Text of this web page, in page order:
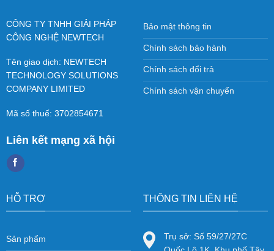
CÔNG TY TNHH GIẢI PHÁP
CÔNG NGHỆ NEWTECH
Tên giao dịch: NEWTECH
TECHNOLOGY SOLUTIONS
COMPANY LIMITED
Mã số thuế: 3702854671
Liên kết mạng xã hội
Bảo mật thông tin
Chính sách bảo hành
Chính sách đổi trả
Chính sách vận chuyển
HỖ TRỢ
Sản phẩm
THÔNG TIN LIÊN HỆ
Trụ sở: Số 59/27/27C